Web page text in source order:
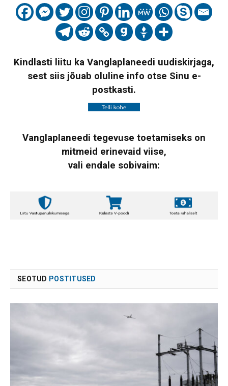
Kindlasti liitu ka Vanglaplaneedi uudiskirjaga,
sest siis jõuab oluline info otse Sinu e-
postkasti.
Vanglaplaneedi tegevuse toetamiseks on
mitmeid erinevaid viise,
vali endale sobivaim:
SEOTUD POSTITUSED